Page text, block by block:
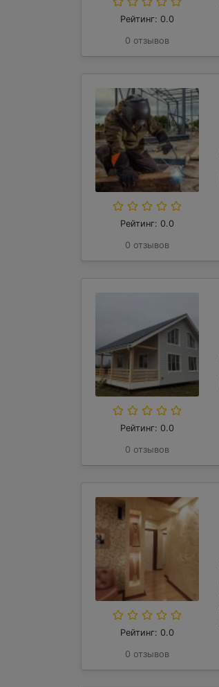
Рейтинг: 0.0
0 отзывов
Рейтинг: 0.0
0 отзывов
Рейтинг: 0.0
0 отзывов
Рейтинг: 0.0
0 отзывов